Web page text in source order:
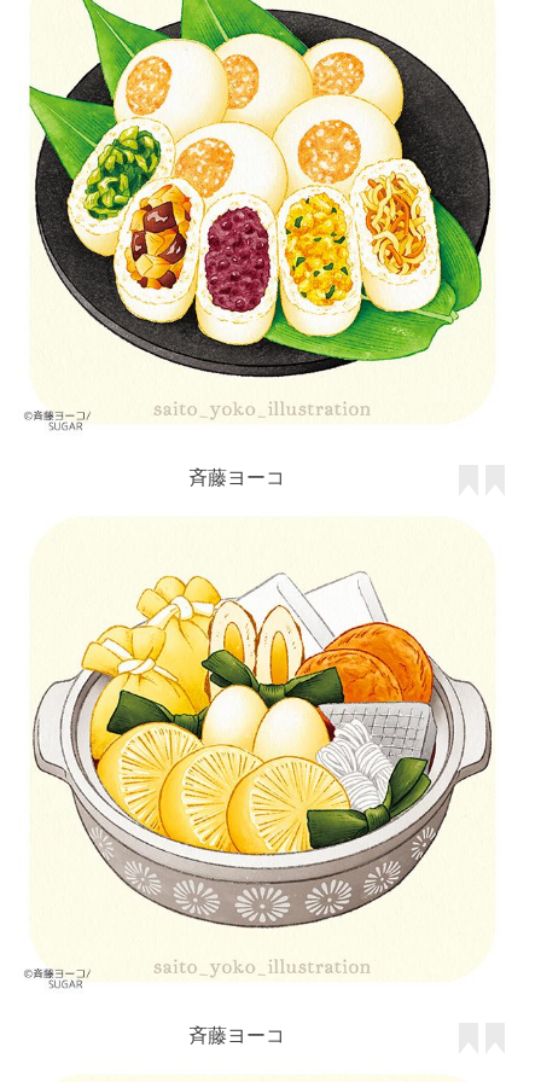
斉藤ヨーコ
斉藤ヨーコ